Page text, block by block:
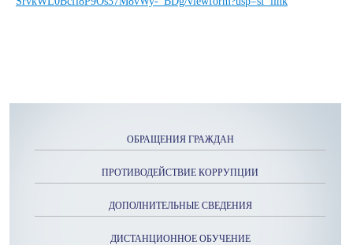
ОБРАЩЕНИЯ ГРАЖДАН
ПРОТИВОДЕЙСТВИЕ КОРРУПЦИИ
ДОПОЛНИТЕЛЬНЫЕ СВЕДЕНИЯ
ДИСТАНЦИОННОЕ ОБУЧЕНИЕ